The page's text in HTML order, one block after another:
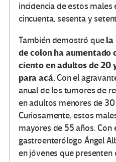
incidencia de estos males
cincuenta, sesenta y
También demostró quela
de colon ha aumentado
ciento en adultos de 20
para acá.Con el
anual de los tumores de
en adultos menores de 30
Curiosamente, estos
mayores de 55 años. Con
gastroenterólogo Ángel
en jóvenes que